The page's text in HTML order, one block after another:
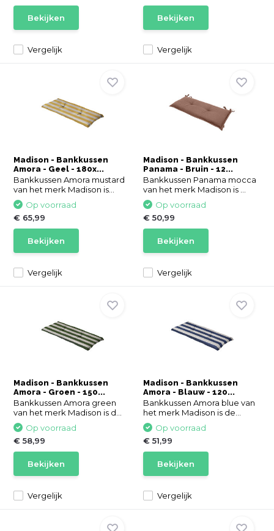
Vergelijk
Bekijken
Vergelijk
Bekijken
Madison - Bankkussen
Amora - Geel - 180x...
Bankkussen Amora mustard
van het merk Madison is...
Vergelijk
Op voorraad
€ 65,99
Bekijken
Madison - Bankkussen
Panama - Bruin - 12...
Bankkussen Panama mocca
van het merk Madison is ...
Vergelijk
Op voorraad
€ 50,99
Bekijken
Madison - Bankkussen
Amora - Groen - 150...
Bankkussen Amora green
van het merk Madison is d...
Vergelijk
Op voorraad
€ 58,99
Bekijken
Madison - Bankkussen
Amora - Blauw - 120...
Bankkussen Amora blue van
het merk Madison is de...
Vergelijk
Op voorraad
€ 51,99
Bekijken